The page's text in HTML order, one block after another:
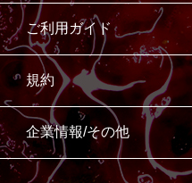
ご利用ガイド
規約
企業情報/その他